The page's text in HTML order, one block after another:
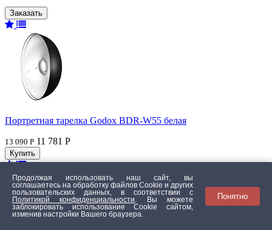
Портретная тарелка Godox BDR-W55 белая
13 090 Р 11 781 Р
Продолжая использовать наш сайт, вы
соглашаетесь на обработку файлов Сookie и других
пользовательских данных, в соответствии с
Политикой конфиденциальности
. Вы можете
заблокировать использование Cookie сайтом,
изменив настройки Вашего браузера.
Понятно